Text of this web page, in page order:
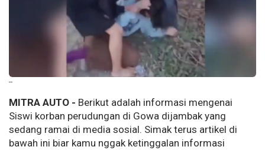
--
MITRA AUTO - Berikut adalah informasi mengenai
Siswi korban perudungan di Gowa dijambak yang
sedang ramai di media sosial. Simak terus artikel di
bawah ini biar kamu nggak ketinggalan informasi